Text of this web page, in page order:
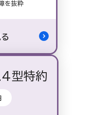
を抜粋
型特約